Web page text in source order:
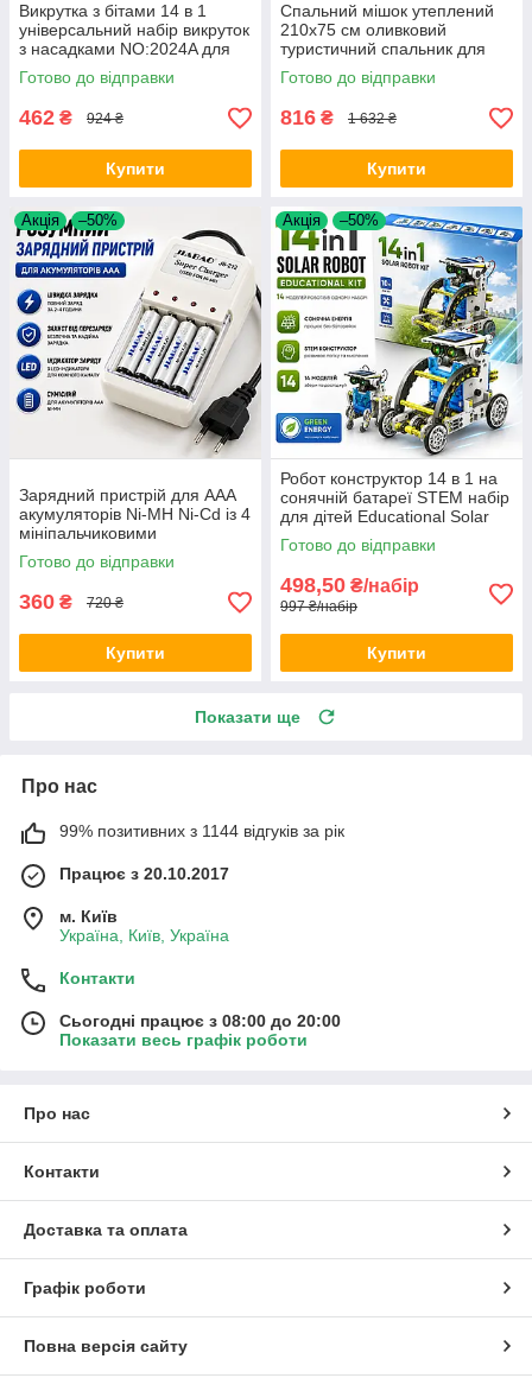
Викрутка з бітами 14 в 1
універсальний набір викруток
з насадками NO:2024A для
ремонту меблів дому та
техніки Opt City
Готово до відправки
462 ₴ 924 ₴
Купити
Спальний мішок утеплений
210х75 см оливковий
туристичний спальник для
кемпінгу походів і риболовлі
Opt City
Готово до відправки
816 ₴ 1 632 ₴
Купити
Акція –50%
Зарядний пристрій для AAA
акумуляторів Ni-MH Ni-Cd із 4
мініпальчиковими
елементами живлення в
комплекті універсальна Opt
City
Готово до відправки
360 ₴ 720 ₴
Купити
Акція –50%
Робот конструктор 14 в 1 на
сонячній батареї STEM набір
для дітей Educational Solar
Robot навчальна іграшка Opt
City
Готово до відправки
498,50 ₴/набір
997 ₴/набір
Купити
Показати ще
Про нас
99% позитивних з 1144 відгуків за рік
Працює з 20.10.2017
м. Київ
Україна, Київ, Україна
Контакти
Сьогодні працює з 08:00 до 20:00
Показати весь графік роботи
Про нас
Контакти
Доставка та оплата
Графік роботи
Повна версія сайту